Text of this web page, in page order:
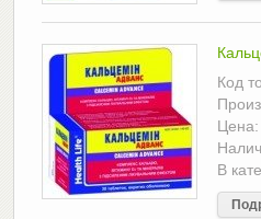
Код
Цена:
В